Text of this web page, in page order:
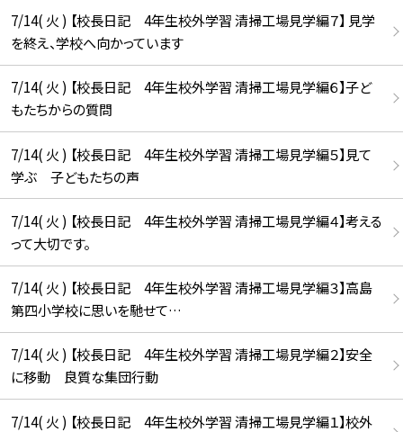
7/14( 火 ) 【校長日記 4年生校外学習 清掃工場見学編７】 見学
を終え、学校へ向かっています
7/14( 火 ) 【校長日記 4年生校外学習 清掃工場見学編６】子ど
もたちからの質問
7/14( 火 ) 【校長日記 4年生校外学習 清掃工場見学編５】見て
学ぶ 子どもたちの声
7/14( 火 ) 【校長日記 4年生校外学習 清掃工場見学編４】考える
って大切です。
7/14( 火 ) 【校長日記 4年生校外学習 清掃工場見学編３】高島
第四小学校に思いを馳せて…
7/14( 火 ) 【校長日記 4年生校外学習 清掃工場見学編２】安全
に移動 良質な集団行動
7/14( 火 ) 【校長日記 4年生校外学習 清掃工場見学編１】校外